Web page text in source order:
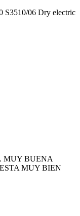
S3510/06 Dry electric
MUY BUENA
MUY BIEN